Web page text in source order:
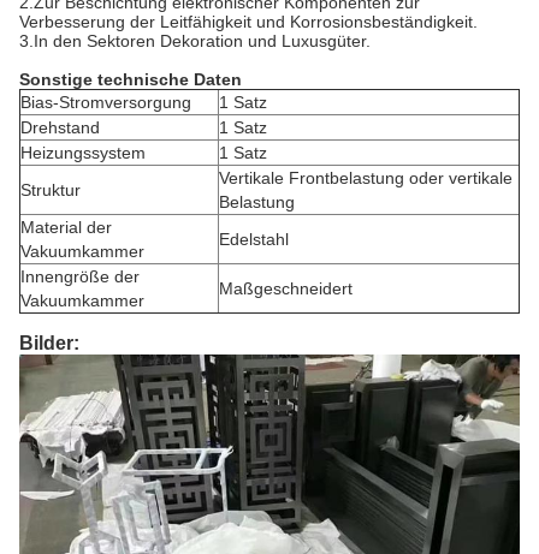
Verbesserung der Leitfähigkeit und Korrosionsbeständigkeit.
3.In den Sektoren Dekoration und Luxusgüter.
Sonstige technische Daten
Bias-Stromversorgung
1 Satz
Drehstand
1 Satz
Heizungssystem
1 Satz
Struktur
Vertikale Frontbelastung oder vertikale
Belastung
Material der
Vakuumkammer
Edelstahl
Innengröße der
Vakuumkammer
Maßgeschneidert
Bilder: